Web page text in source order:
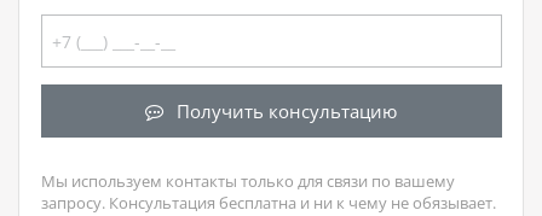
Получить консультацию
Мы используем контакты только для связи по вашему
запросу. Консультация бесплатна и ни к чему не обязывает.